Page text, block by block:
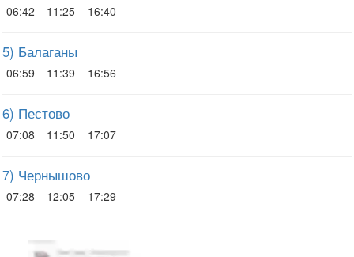
06:42 11:25 16:40
5) Балаганы
06:59 11:39 16:56
6) Пестово
07:08 11:50 17:07
7) Чернышово
07:28 12:05 17:29